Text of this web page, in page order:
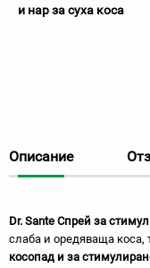
и нар за суха коса
Описание
Dr. Sante Спрей за
слаба и оредяваща коса,
косопад и за